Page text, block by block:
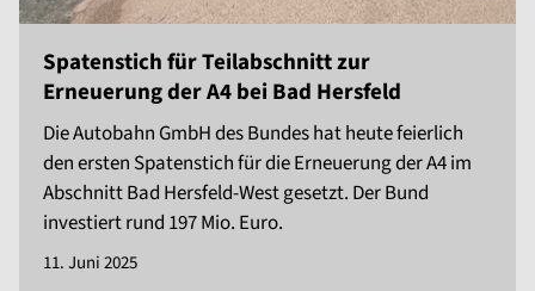
Spatenstich für Teilabschnitt zur
Erneuerung der A4 bei Bad Hersfeld
Die Autobahn GmbH des Bundes hat heute feierlich
den ersten Spatenstich für die Erneuerung der A4 im
Abschnitt Bad Hersfeld-West gesetzt. Der Bund
investiert rund 197 Mio. Euro.
11. Juni 2025